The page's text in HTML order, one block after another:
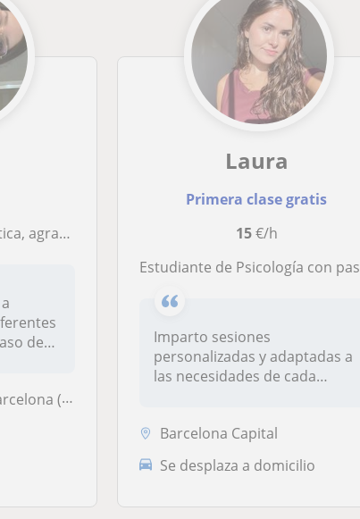
y empatica
de
Santa Colom...
Laura
Primera clase gratis
15€/h
Estudiante de Psicología con pasión por la enseñanza, ofrezco clases de repaso en matemáticas y lenguas para Primaria y ESO.
Imparto sesiones
personalizadas y adaptadas a
las necesidades de cada
Barcelona Capital
Se desplaza a domicilio